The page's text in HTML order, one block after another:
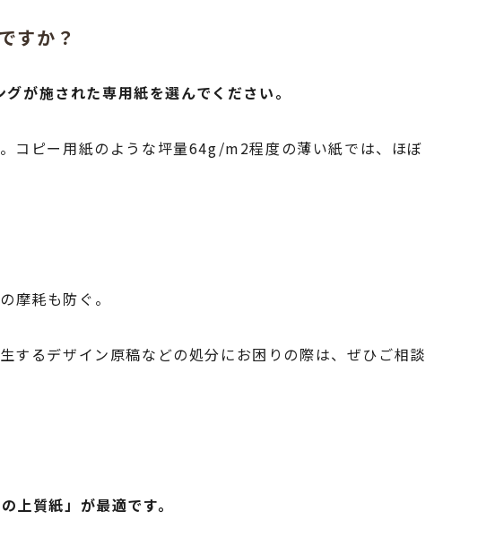
すか？
が施された専用紙を選んでください。
コピー用紙のような坪量64g/m2程度の薄い紙では、ほぼ
摩耗も防ぐ。
するデザイン原稿などの処分にお困りの際は、ぜひご相談
上質紙」が最適です。